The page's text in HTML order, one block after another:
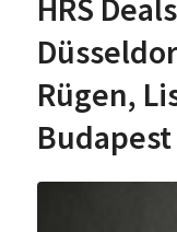
HRS
Rügen,